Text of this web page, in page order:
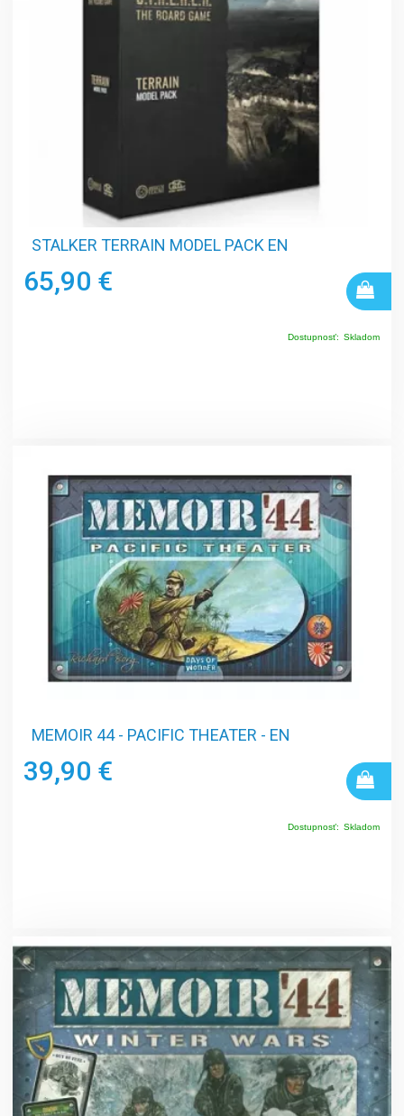
STALKER TERRAIN MODEL PACK EN
65,90 €
Dostupnosť: Skladom
MEMOIR 44 - PACIFIC THEATER - EN
39,90 €
Dostupnosť: Skladom